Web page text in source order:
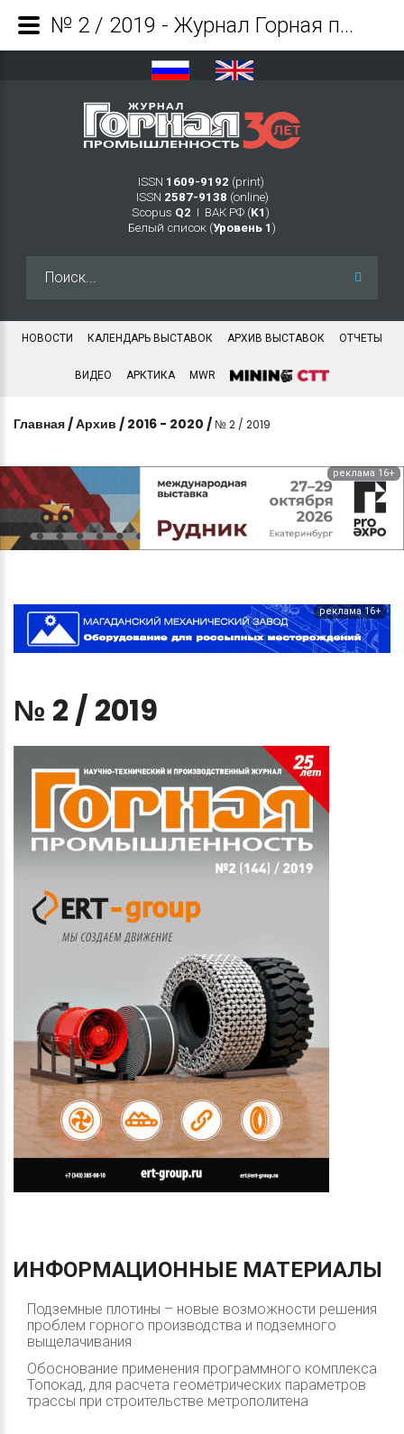
ISSN 1609-9192 (print)
ISSN 2587-9138 (online)
Scopus Q2 Ι ВАК РФ (K1 )
Белый список (Уровень 1 )
НОВОСТИ КАЛЕНДАРЬ ВЫСТАВОК АРХИВ ВЫСТАВОК ОТЧЕТЫ
ВИДЕО АРКТИКА MWR
Главная /Архив / 2016 - 2020 / № 2 / 2019
реклама 16+
реклама 16+
№ 2 / 2019
ИНФОРМАЦИОННЫЕ МАТЕРИАЛЫ
Подземные плотины – новые возможности решения
проблем горного производства и подземного
выщелачивания
Обоснование применения программного комплекса
Топокад, для расчета геометрических параметров
трассы при строительстве метрополитена
№ 2 / 2019 - Журнал Горная промышленность